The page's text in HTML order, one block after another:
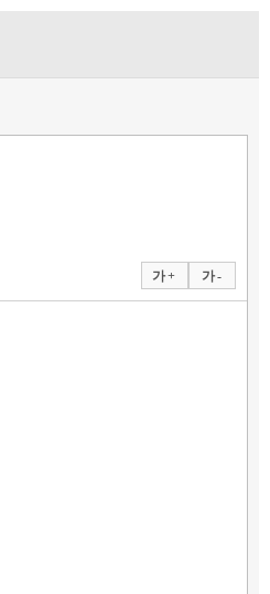
가 + 가 -